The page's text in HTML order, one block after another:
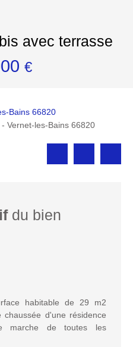
avec terrasse
€
Bains 66820
Vernet-les-Bains 66820
du bien
habitable de 29 m2
d'une résidence
marche de toutes les